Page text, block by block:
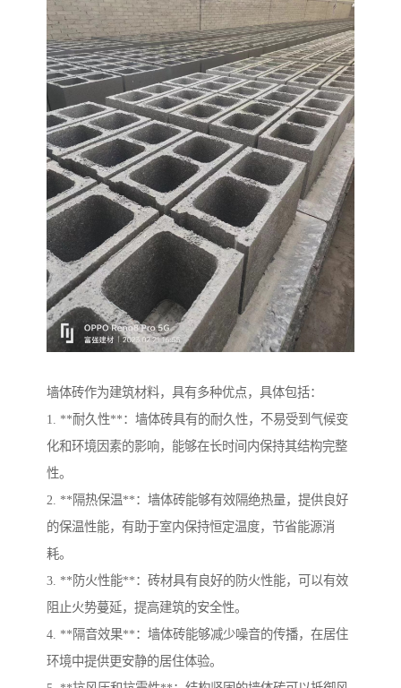
墙体砖作为建筑材料，具有多种优点，具体包括：
1. **耐久性**：墙体砖具有的耐久性，不易受到气候变
化和环境因素的影响，能够在长时间内保持其结构完整
性。
2. **隔热保温**：墙体砖能够有效隔绝热量，提供良好
的保温性能，有助于室内保持恒定温度，节省能源消
耗。
3. **防火性能**：砖材具有良好的防火性能，可以有效
阻止火势蔓延，提高建筑的安全性。
4. **隔音效果**：墙体砖能够减少噪音的传播，在居住
环境中提供更安静的居住体验。